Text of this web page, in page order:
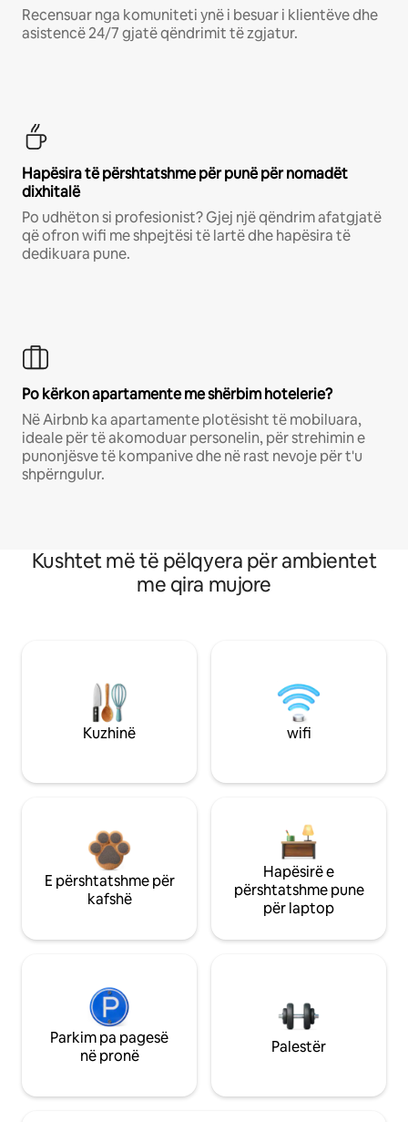
Recensuar nga komuniteti ynë i besuar i klientëve dhe
asistencë 24/7 gjatë qëndrimit të zgjatur.
Hapësira të përshtatshme për punë për nomadët
dixhitalë
Po udhëton si profesionist? Gjej një qëndrim afatgjatë
që ofron wifi me shpejtësi të lartë dhe hapësira të
dedikuara pune.
Po kërkon apartamente me shërbim hotelerie?
Në Airbnb ka apartamente plotësisht të mobiluara,
ideale për të akomoduar personelin, për strehimin e
punonjësve të kompanive dhe në rast nevoje për t'u
shpërngulur.
Kushtet më të pëlqyera për ambientet
me qira mujore
Kuzhinë wifi
E përshtatshme për
kafshë
Hapësirë e
përshtatshme pune
për laptop
Parkim pa pagesë
në pronë
Palestër